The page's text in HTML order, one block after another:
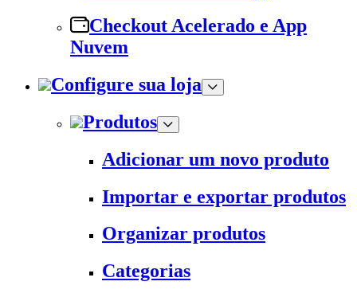
Checkout Acelerado e App
Nuvem
Configure sua loja
Produtos
Adicionar um novo produto
Importar e exportar produtos
Organizar produtos
Categorias